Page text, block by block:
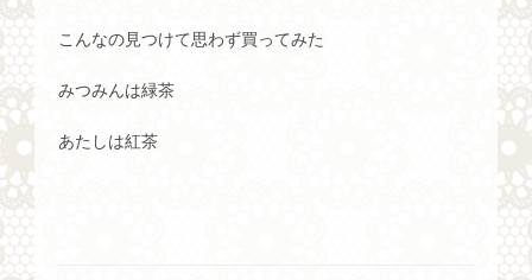
こんなの見つけて思わず買ってみた
みつみんは緑茶
あたしは紅茶